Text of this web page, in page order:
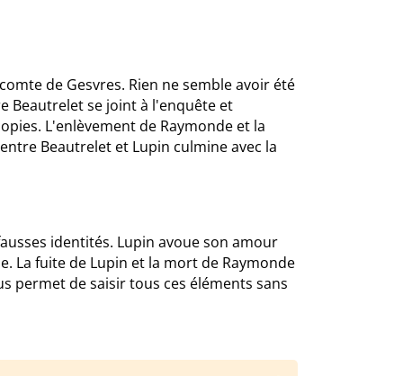
de Gesvres. Rien ne semble avoir été
Beautrelet se joint à l'enquête et
L'enlèvement de Raymonde et la
Beautrelet et Lupin culmine avec la
identités. Lupin avoue son amour
La fuite de Lupin et la mort de Raymonde
permet de saisir tous ces éléments sans